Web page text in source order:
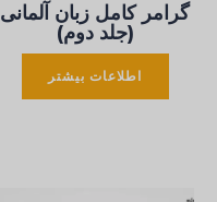
گرامر کامل زبان آلمانی
(جلد دوم)
اطلاعات بیشتر